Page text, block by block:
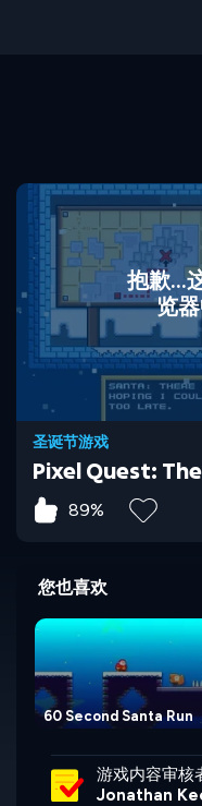
抱歉...
览
圣诞节游戏
Pixel Quest:
89%
您也喜欢
60 Second Santa Run
游戏内容审核
Jonathan